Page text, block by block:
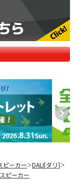
ピーカー＞DALI[ダリ]＞
スピーカー